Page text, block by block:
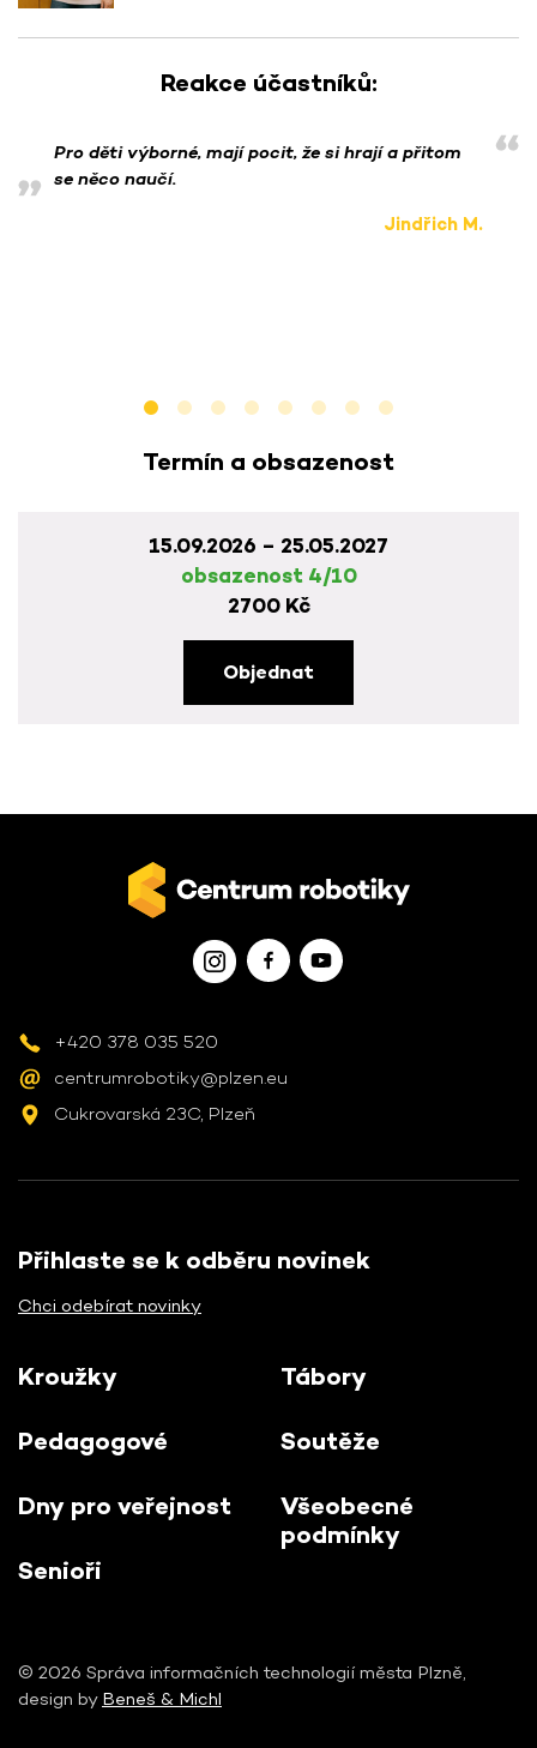
Reakce účastníků:
Pro děti výborné, mají pocit, že si hrají a přitom
se něco naučí.
Jindřich M.
Termín a obsazenost
15.09.2026 – 25.05.2027
obsazenost 4/10
2700 Kč
Objednat
+420 378 035 520
centrumrobotiky@plzen.eu
Cukrovarská 23C, Plzeň
Přihlaste se k odběru novinek
Chci odebírat novinky
Kroužky
Pedagogové
Dny pro veřejnost
Senioři
Tábory
Soutěže
Všeobecné
podmínky
© 2026 Správa informačních technologií města Plzně,
design by Beneš & Michl